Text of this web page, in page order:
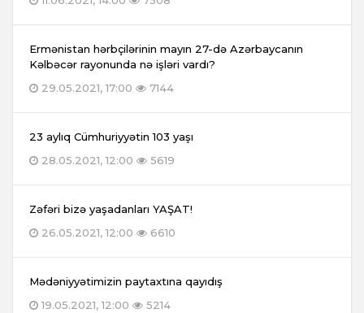
Ermənistan hərbçilərinin mayın 27-də Azərbaycanın
Kəlbəcər rayonunda nə işləri vardı?
29.05.2021, 17:00
7144
23 aylıq Cümhuriyyətin 103 yaşı
28.05.2021, 12:00
5619
Zəfəri bizə yaşadanları YAŞAT!
26.05.2021, 12:00
6610
Mədəniyyətimizin paytaxtına qayıdış
19.05.2021, 12:00
5214